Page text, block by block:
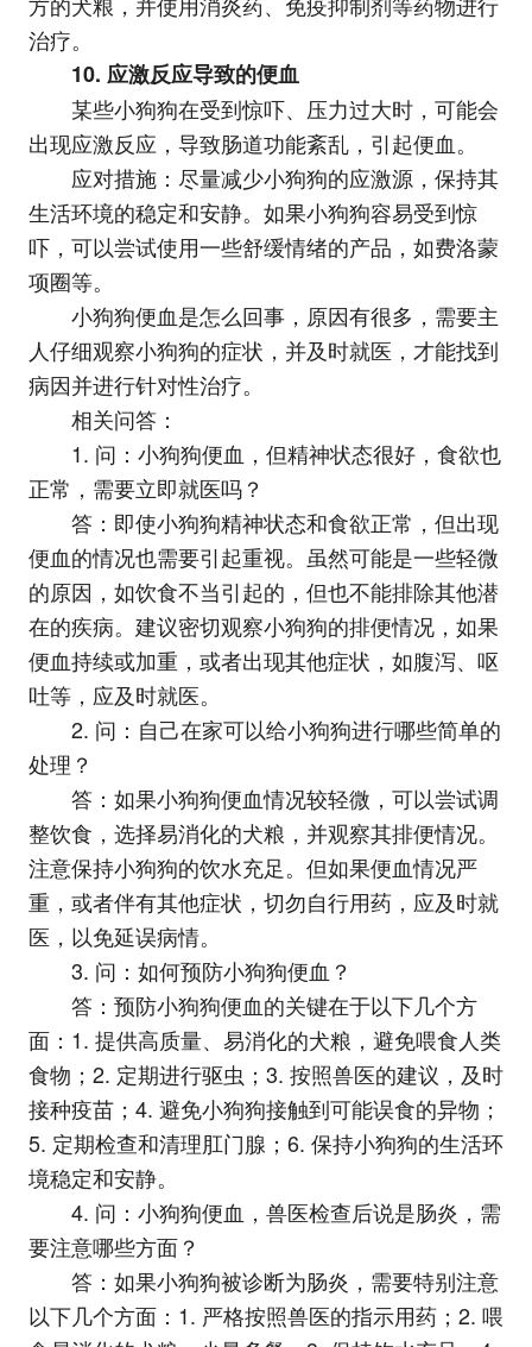
治疗。
10. 应激反应导致的便血
某些小狗狗在受到惊吓、压力过大时，可能会
出现应激反应，导致肠道功能紊乱，引起便血。
应对措施：尽量减少小狗狗的应激源，保持其
生活环境的稳定和安静。如果小狗狗容易受到惊
吓，可以尝试使用一些舒缓情绪的产品，如费洛蒙
项圈等。
小狗狗便血是怎么回事，原因有很多，需要主
人仔细观察小狗狗的症状，并及时就医，才能找到
病因并进行针对性治疗。
相关问答：
1. 问：小狗狗便血，但精神状态很好，食欲也
正常，需要立即就医吗？
答：即使小狗狗精神状态和食欲正常，但出现
便血的情况也需要引起重视。虽然可能是一些轻微
的原因，如饮食不当引起的，但也不能排除其他潜
在的疾病。建议密切观察小狗狗的排便情况，如果
便血持续或加重，或者出现其他症状，如腹泻、呕
吐等，应及时就医。
2. 问：自己在家可以给小狗狗进行哪些简单的
处理？
答：如果小狗狗便血情况较轻微，可以尝试调
整饮食，选择易消化的犬粮，并观察其排便情况。
注意保持小狗狗的饮水充足。但如果便血情况严
重，或者伴有其他症状，切勿自行用药，应及时就
医，以免延误病情。
3. 问：如何预防小狗狗便血？
答：预防小狗狗便血的关键在于以下几个方
面：1. 提供高质量、易消化的犬粮，避免喂食人类
食物；2. 定期进行驱虫；3. 按照兽医的建议，及时
接种疫苗；4. 避免小狗狗接触到可能误食的异物；
5. 定期检查和清理肛门腺；6. 保持小狗狗的生活环
境稳定和安静。
4. 问：小狗狗便血，兽医检查后说是肠炎，需
要注意哪些方面？
答：如果小狗狗被诊断为肠炎，需要特别注意
以下几个方面：1. 严格按照兽医的指示用药；2. 喂